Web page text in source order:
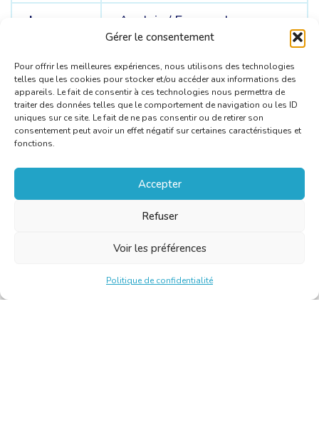
Gérer le consentement
Pour offrir les meilleures expériences, nous utilisons des technologies
telles que les cookies pour stocker et/ou accéder aux informations des
appareils. Le fait de consentir à ces technologies nous permettra de
traiter des données telles que le comportement de navigation ou les ID
uniques sur ce site. Le fait de ne pas consentir ou de retirer son
consentement peut avoir un effet négatif sur certaines caractéristiques et
fonctions.
Accepter
Refuser
Voir les préférences
Politique de confidentialité
Langue
Anglais / Espagnol